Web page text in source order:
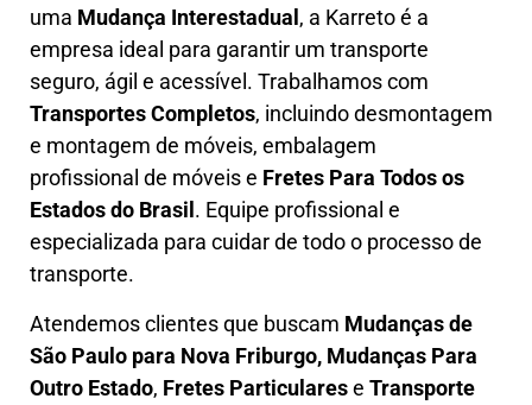
uma Mudança Interestadual , a Karretoé a
empresa ideal para garantir um transporte
seguro, ágil e acessível. Trabalhamos com
Transportes Completos, incluindodesmontagem
e montagem de móveis, embalagem
profissional de móveis e Fretes Para Todos os
Estados do Brasil . Equipe profissional e
especializada para cuidar de todo o processo de
transporte.
Atendemos clientes que buscam Mudançasde
São Paulo para Nova Friburgo, Mudanças Para
Outro Estado, Fretes Particularese Transporte